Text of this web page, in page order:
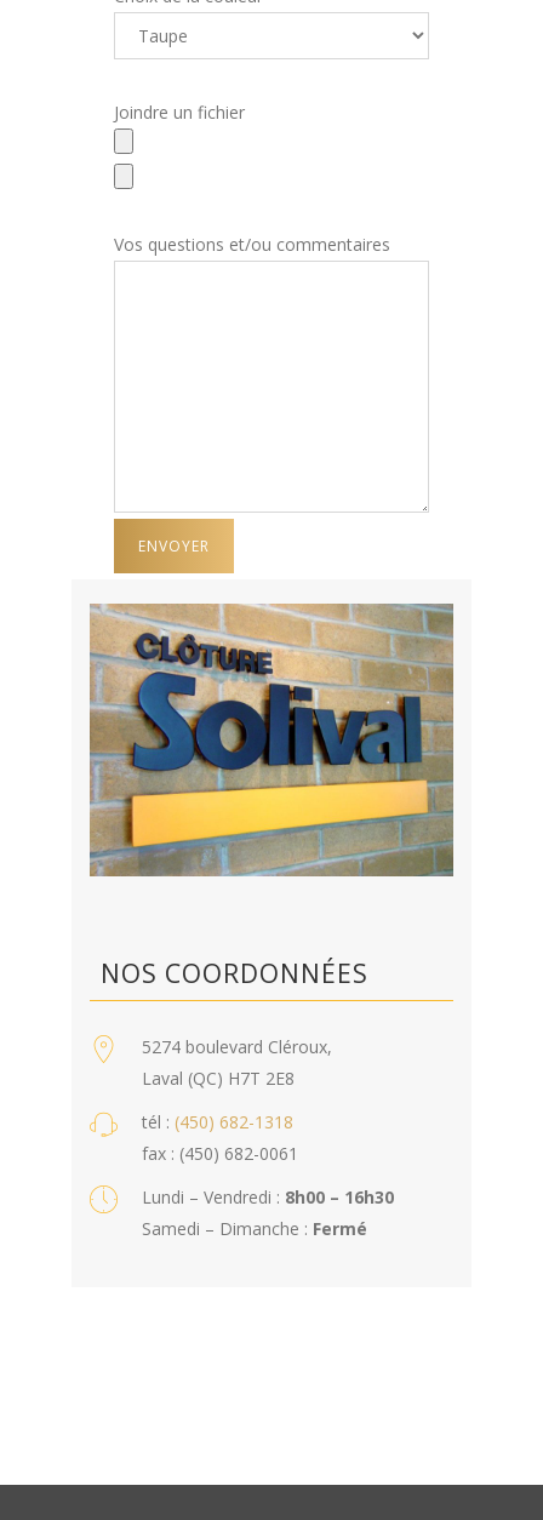
Joindre un fichier
Vos questions et/ou commentaires
NOS COORDONNÉES
5274 boulevard Cléroux,
Laval (QC) H7T 2E8
tél : (450) 682-1318
fax : (450) 682-0061
Lundi – Vendredi : 8h00 – 16h30
Samedi – Dimanche : Fermé